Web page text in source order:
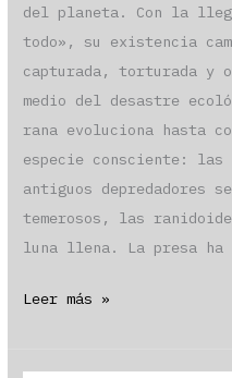
del planeta. Con la
todo», su existencia
capturada, torturada y
medio del desastre
rana evoluciona hasta
especie consciente: las
antiguos depredadores
temerosos, las
luna llena. La presa ha
«El
Leer más »